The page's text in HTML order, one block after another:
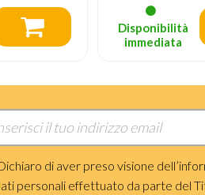
Disponibilità
immediata
di aver preso visione
personali effettuato da parte del